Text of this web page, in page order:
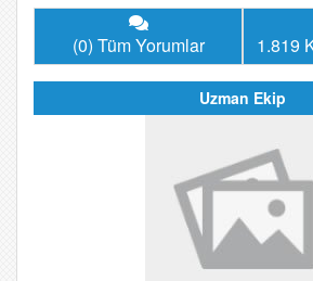
(0) Tüm Yorumlar 1.819
Uzman Ekip